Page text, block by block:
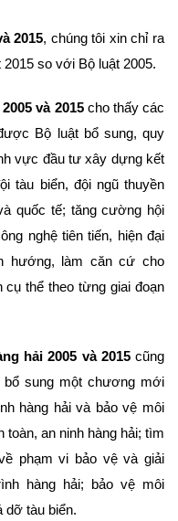
2015, chúng tôi xin chỉ ra
so với Bộ luật 2005.
và 2015 cho thấy các
Bộ luật bổ sung, quy
vực đầu tư xây dựng kết
tàu biển, đội ngũ thuyền
quốc tế; tăng cường hội
nghệ tiên tiến, hiện đại
hướng, làm căn cứ cho
thể theo từng giai đoạn
hải 2005 và 2015 cũng
bổ sung một chương mới
hàng hải và bảo vệ môi
an ninh hàng hải; tìm
phạm vi bảo vệ và giải
hàng hải; bảo vệ môi
dỡ tàu biển.